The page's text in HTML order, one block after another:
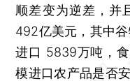
顺差变为逆差，并
492亿美元，其中
进口 5839万吨，
模进口农产品是否